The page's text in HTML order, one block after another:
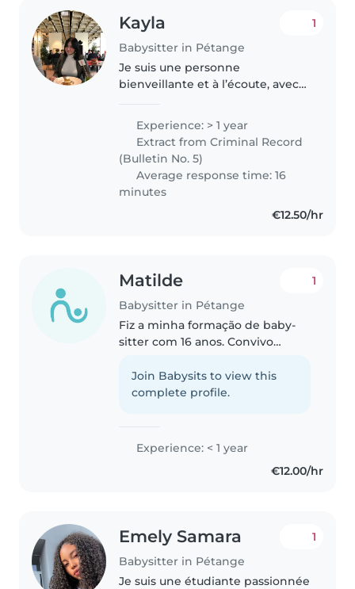
Kayla
Babysitter in Pétange
1
Je suis une personne
bienveillante et à l’écoute, avec
enfants de 3 à 12 ans. J’aime
proposer des activités pour les
occuper et je peux aussi les aider
avec..
Experience: > 1 year
Extract from Criminal Record
(Bulletin No. 5)
Average response time: 16
minutes
€12.50/hr
Matilde
Babysitter in Pétange
1
Fiz a minha formação de baby-
sitter com 16 anos. Convivo
estágio em creche, gosto
bastante de brincar com eles e
Join Babysits to view this
complete profile.
Experience: < 1 year
€12.00/hr
Emely Samara
Babysitter in Pétange
1
Je suis une étudiante passionnée